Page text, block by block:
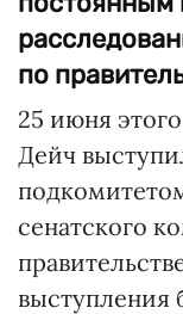
по
25 июня
Дейч
сенатского
выступления